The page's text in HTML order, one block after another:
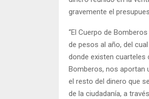
gravemente el
“El Cuerpo de
de pesos al año, del
donde existen cuarteles
Bomberos, nos aportan
el resto del dinero que
de la ciudadanía, a